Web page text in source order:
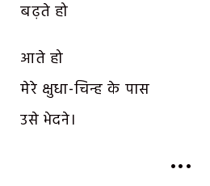
बढ़ते हो
आते हो
मेरे क्षुधा-चिन्ह के पास
उसे भेदने।
•••